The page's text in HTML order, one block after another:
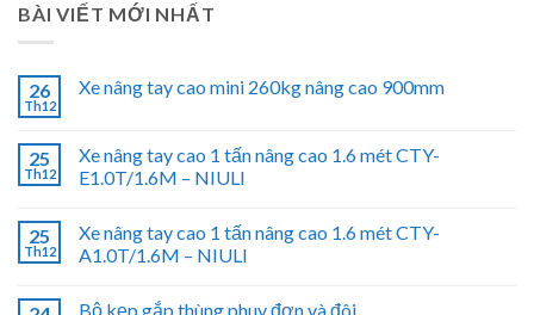
BÀI VIẾT MỚI NHẤT
26
Th12
Xe nâng tay cao mini 260kg nâng cao 900mm
25
Th12
Xe nâng tay cao 1 tấn nâng cao 1.6 mét CTY-
E1.0T/1.6M – NIULI
25
Th12
Xe nâng tay cao 1 tấn nâng cao 1.6 mét CTY-
A1.0T/1.6M – NIULI
Bộ kẹp gắp thùng phuy đơn và đôi